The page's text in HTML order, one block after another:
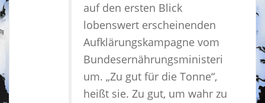
auf den ersten Blick
lobenswert erscheinenden
Aufklärungskampagne vom
Bundesernährungsministeri
um. „Zu gut für die Tonne“,
heißt sie. Zu gut, um wahr zu